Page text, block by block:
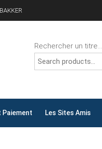
Rechercher un titre...
Paiement Les Sites Amis